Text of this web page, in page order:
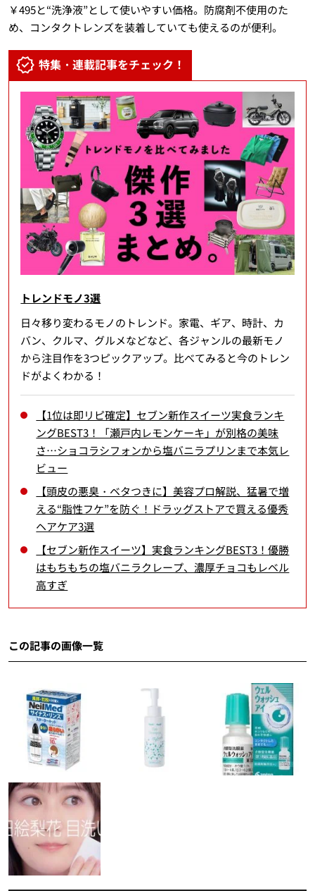
￥495と“洗浄液”として使いやすい価格。防腐剤不使用のた
め、コンタクトレンズを装着していても使えるのが便利。
特集・連載記事をチェック！
トレンドモノ3選
日々移り変わるモノのトレンド。家電、ギア、時計、カ
バン、クルマ、グルメなどなど、各ジャンルの最新モノ
から注目作を3つピックアップ。比べてみると今のトレン
ドがよくわかる！
【1位は即リピ確定】セブン新作スイーツ実食ランキ
ングBEST3！「瀬戸内レモンケーキ」が別格の美味
さ…ショコラシフォンから塩バニラプリンまで本気レ
ビュー
【頭皮の悪臭・ベタつきに】美容プロ解説、猛暑で増
える“脂性フケ”を防ぐ！ドラッグストアで買える優秀
ヘアケア3選
【セブン新作スイーツ】実食ランキングBEST3！優勝
はもちもちの塩バニラクレープ、濃厚チョコもレベル
高すぎ
この記事の画像一覧